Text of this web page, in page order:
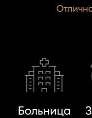
Больница